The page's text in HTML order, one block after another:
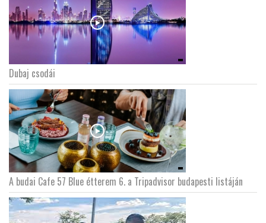
Dubaj csodái
A budai Cafe 57 Blue étterem 6. a Tripadvisor budapesti listáján